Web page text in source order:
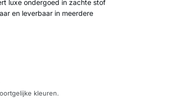
luxe ondergoed in zachte stof
en leverbaar in meerdere
kleuren.